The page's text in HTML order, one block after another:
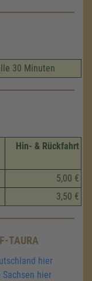
30 Minuten
Hin- & Rückfahrt
5,00 €
3,50 €
TAURA
hier
hier